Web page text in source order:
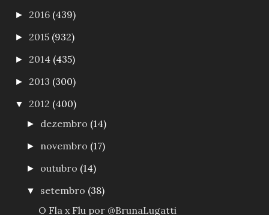
► 2016 (439)
► 2015 (932)
► 2014 (435)
► 2013 (300)
▼ 2012 (400)
► dezembro (14)
► novembro (17)
► outubro (14)
▼ setembro (38)
O Fla x Flu por @BrunaLugatti